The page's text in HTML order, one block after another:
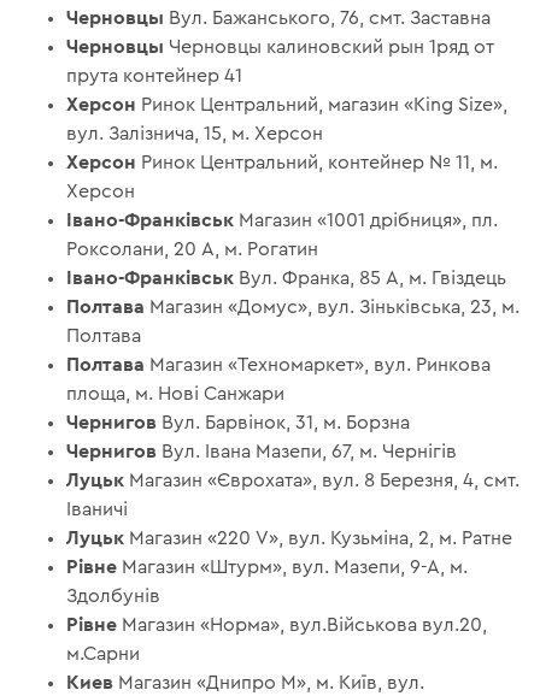
Черновцы Вул. Бажанського, 76, смт. Заставна
Черновцы Черновцы калиновский рын 1ряд от
прута контейнер 41
Херсон Ринок Центральний, магазин «King Size»,
вул. Залізнича, 15, м. Херсон
Херсон Ринок Центральний, контейнер № 11, м.
Херсон
Івано-Франківськ Магазин «1001 дрібниця», пл.
Роксолани, 20 А, м. Рогатин
Івано-Франківськ Вул. Франка, 85 А, м. Гвіздець
Полтава Магазин «Домус», вул. Зіньківська, 23, м.
Полтава
Полтава Магазин «Техномаркет», вул. Ринкова
площа, м. Нові Санжари
Чернигов Вул. Барвінок, 31, м. Борзна
Чернигов Вул. Івана Мазепи, 67, м. Чернігів
Луцьк Магазин «Єврохата», вул. 8 Березня, 4, смт.
Іваничі
Луцьк Магазин «220 V», вул. Кузьміна, 2, м. Ратне
Рівне Магазин «Штурм», вул. Мазепи, 9-А, м.
Здолбунів
Рівне Магазин «Норма», вул.Військова вул.20,
м.Сарни
Киев Магазин «Днипро М», м. Київ, вул.